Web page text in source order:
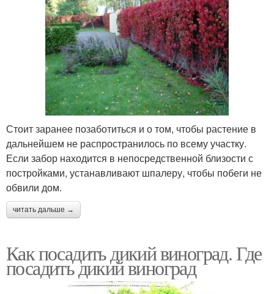
Стоит заранее позаботиться и о том, чтобы растение в
дальнейшем не распространилось по всему участку.
Если забор находится в непосредственной близости с
постройками, устанавливают шпалеру, чтобы побеги не
обвили дом.
читать дальше →
Как посадить дикий виноград. Где
посадить дикий виноград